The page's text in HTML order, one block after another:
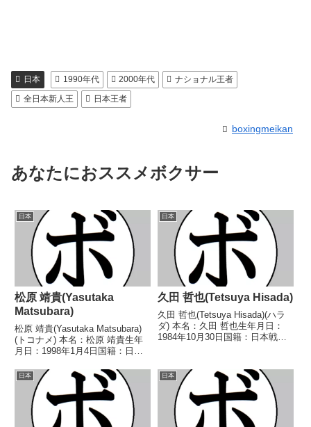
日本 1990年代 2000年代
ナショナル王者
全日本新人王
日本王者
boxingmeikan
あなたにおススメボクサー
日本
松原 靖貴(Yasutaka
Matsubara)
松原 靖貴(Yasutaka Matsubara)
(トコナメ) 本名：松原 靖貴生年
月日：1998年1月4日国籍：日本
得タイトル】なし 【戦歴】
2022/10/23 ●4R判定 0-3(37-
38、36...
日本
久田 哲也(Tetsuya Hisada)
久田 哲也(Tetsuya Hisada)(ハラ
ダ) 本名：久田 哲也生年月日：
1984年10月30日国籍：日本戦
級トーナメントライトフライ級優
勝第40代日本ライトフライ...
日本 日本